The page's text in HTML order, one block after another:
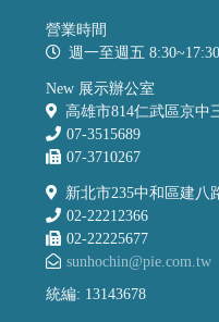
營業時間
週一至週五 8:30~17:30
New 展示辦公室
高雄市814仁武區京中
07-3515689
07-3710267
新北市235中和區建八
02-22212366
02-22225677
sunhochin@pie.com.tw
統編: 13143678